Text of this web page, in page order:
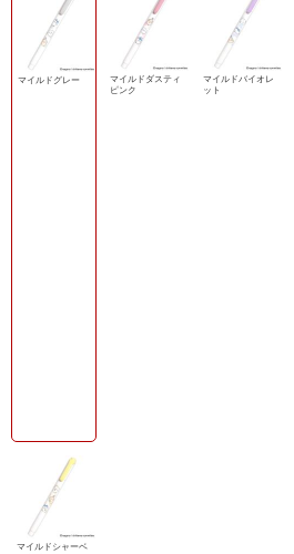
マイルドグレー
マイルドダスティ
ピンク
マイルドバイオレ
ット
マイルドシャーベ